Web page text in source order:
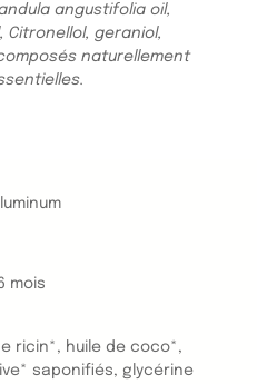
angustifolia oil,
Citronellol, geraniol,
naturellement
mois
ricin*, huile de coco*,
saponifiés, glycérine